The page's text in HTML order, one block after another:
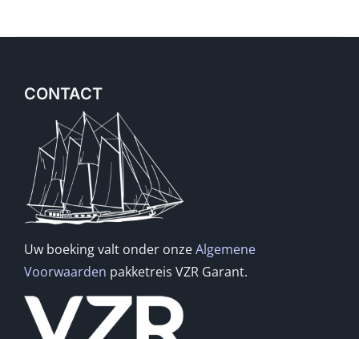
CONTACT
Uw boeking valt onder onzeAlgemene
Voorwaarden pakketreis VZR Garant.